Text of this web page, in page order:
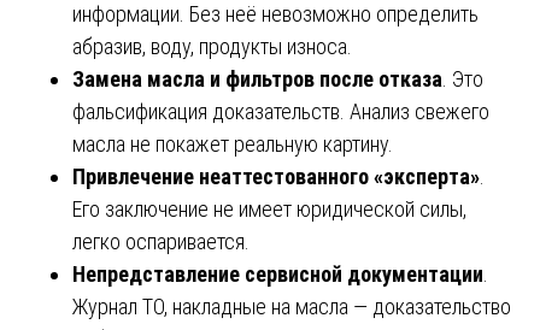
информации. Без неё невозможно определить
абразив, воду, продукты износа.
Замена масла и фильтров после отказа. Это
фальсификация доказательств. Анализ свежего
масла не покажет реальную картину.
Привлечение неаттестованного «эксперта».
Его заключение не имеет юридической силы,
легко оспаривается.
Непредставление сервисной документации.
Журнал ТО, накладные на масла — доказательство